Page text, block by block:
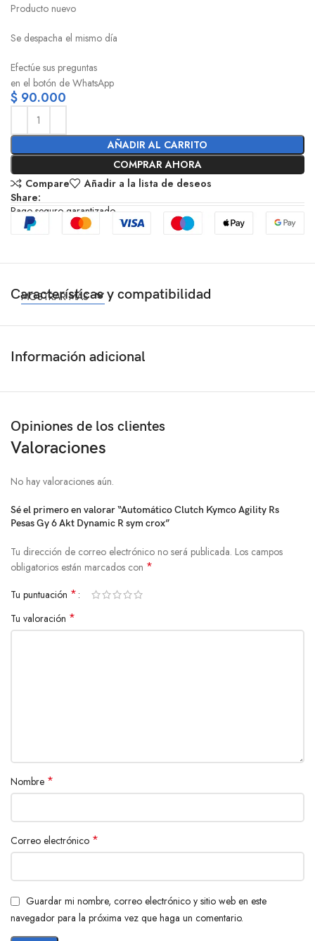
Producto nuevo
Se despacha el mismo día
Efectúe sus preguntas
en el botón de WhatsApp
$ 90.000
AÑADIR AL CARRITO
COMPRAR AHORA
Compare
Añadir a la lista de deseos
Share:
Pago seguro garantizado
Características y compatibilidad
MOSTRAR MÁS
Información adicional
Opiniones de los clientes
Valoraciones
No hay valoraciones aún.
Sé el primero en valorar “Automático Clutch Kymco Agility Rs
Pesas Gy 6 Akt Dynamic R sym crox”
Tu dirección de correo electrónico no será publicada. Los campos
obligatorios están marcados con *
Tu puntuación *
Tu valoración *
Nombre *
Correo electrónico *
Guardar mi nombre, correo electrónico y sitio web en este
navegador para la próxima vez que haga un comentario.